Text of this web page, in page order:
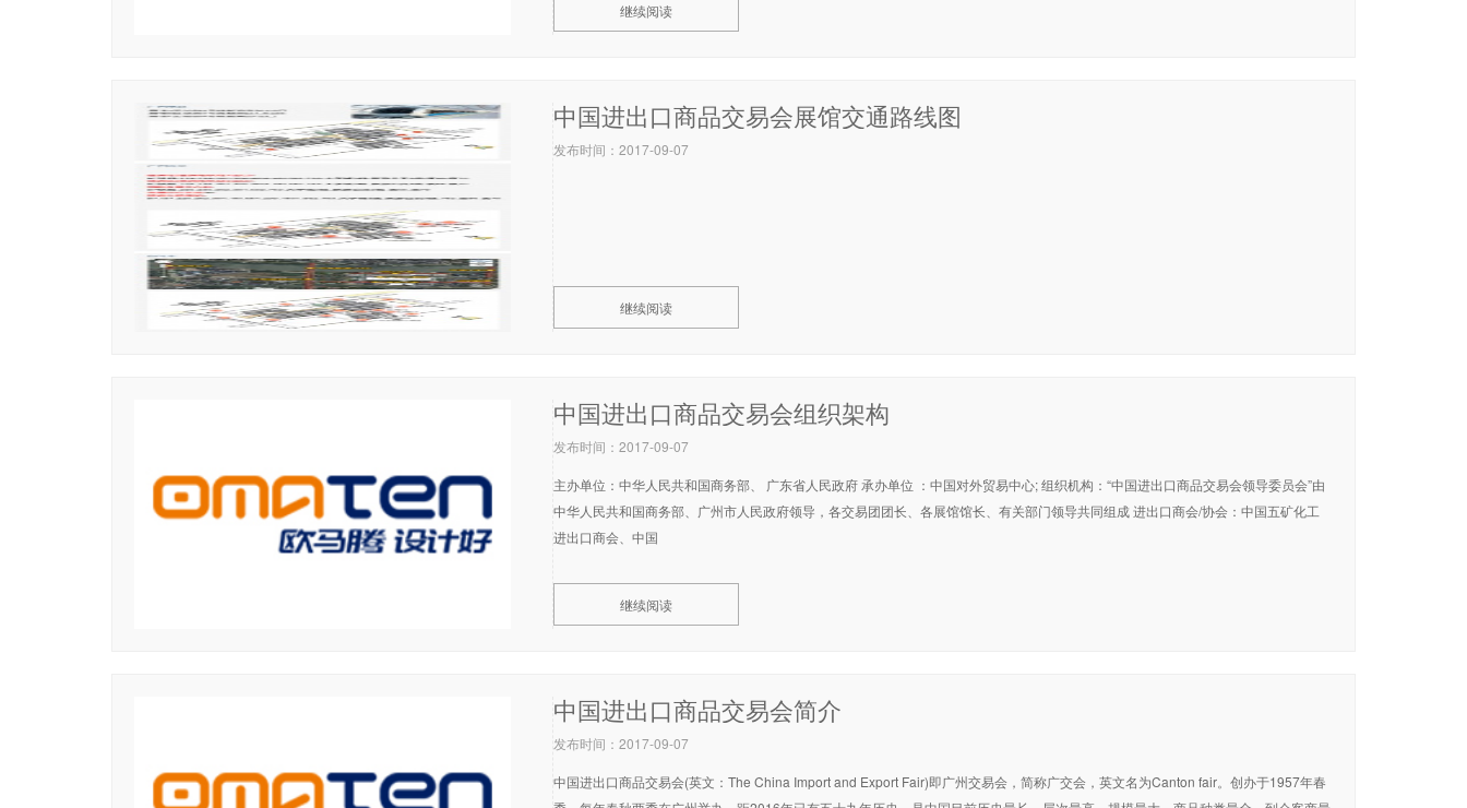
继续阅读
中国进出口商品交易会展馆交通路线图
发布时间：2017-09-07
继续阅读
中国进出口商品交易会组织架构
发布时间：2017-09-07
主办单位：中华人民共和国商务部、 广东省人民政府 承办单位 ：中国对外贸易中心; 组织机构：“中国进出口商品交易会领导委员会”由
中华人民共和国商务部、广州市人民政府领导，各交易团团长、各展馆馆长、有关部门领导共同组成 进出口商会/协会：中国五矿化工
进出口商会、中国
继续阅读
中国进出口商品交易会简介
发布时间：2017-09-07
中国进出口商品交易会(英文：The China Import and Export Fair)即广州交易会，简称广交会，英文名为Canton fair。创办于1957年春